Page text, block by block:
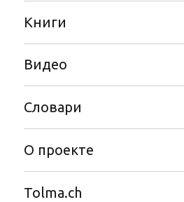
Книги
Видео
Словари
О проекте
Tolma.ch